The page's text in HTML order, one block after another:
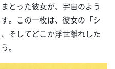
とった彼女が、宇宙のよう
。この一枚は、彼女の「シ
そしてどこか浮世離れした
。